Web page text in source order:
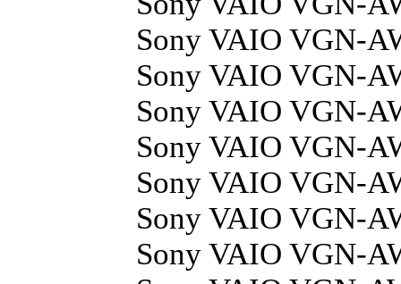
Sony VAIO VGN-
Sony VAIO VGN-
Sony VAIO VGN-
Sony VAIO VGN-
Sony VAIO VGN-
Sony VAIO VGN-
Sony VAIO VGN-